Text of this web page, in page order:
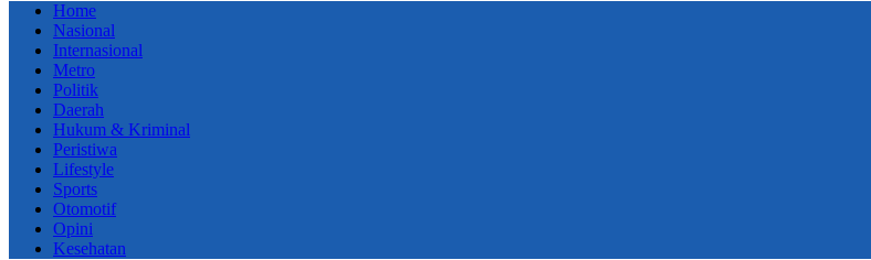
Home
Nasional
Internasional
Metro
Politik
Daerah
Hukum & Kriminal
Peristiwa
Lifestyle
Sports
Otomotif
Opini
Kesehatan